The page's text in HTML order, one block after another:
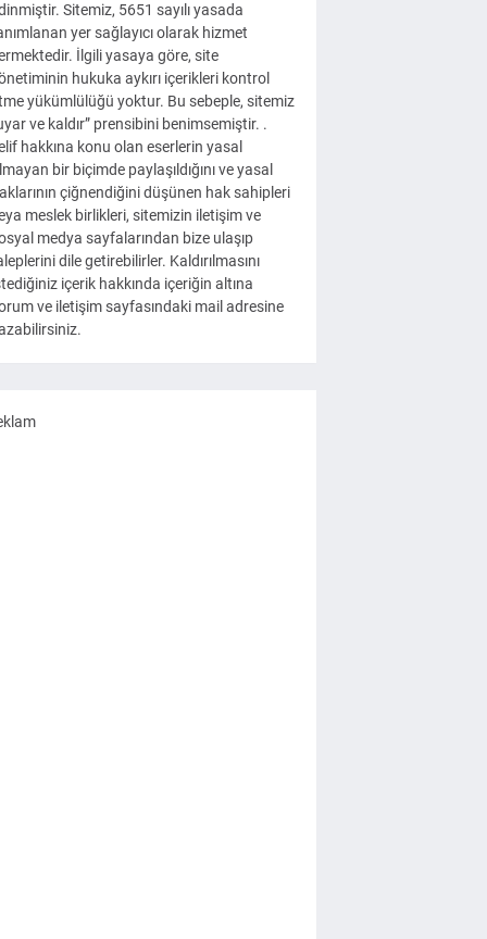
Sitemiz, 5651 sayılı yasada
yer sağlayıcı olarak hizmet
İlgili yasaya göre, site
hukuka aykırı içerikleri kontrol
yükümlülüğü yoktur. Bu sebeple, sitemiz
ve kaldır” prensibini benimsemiştir. .
hakkına konu olan eserlerin yasal
bir biçimde paylaşıldığını ve yasal
çiğnendiğini düşünen hak sahipleri
meslek birlikleri, sitemizin iletişim ve
medya sayfalarından bize ulaşıp
dile getirebilirler. Kaldırılmasını
içerik hakkında içeriğin altına
ve iletişim sayfasındaki mail adresine